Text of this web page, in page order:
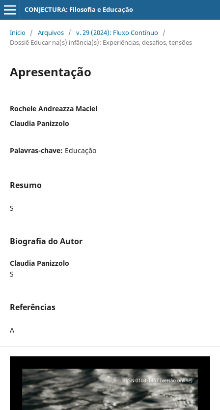
CONJECTURA: Filosofia e Educação
Início / Arquivos / v. 29 (2024): Fluxo Contínuo /
Dossiê Educar na(s) infância(s): Experiências, desafios, tensões
Apresentação
Rochele Andreazza Maciel
Claudia Panizzolo
Palavras-chave: Educação
Resumo
S
Biografia do Autor
Claudia Panizzolo
S
Referências
A